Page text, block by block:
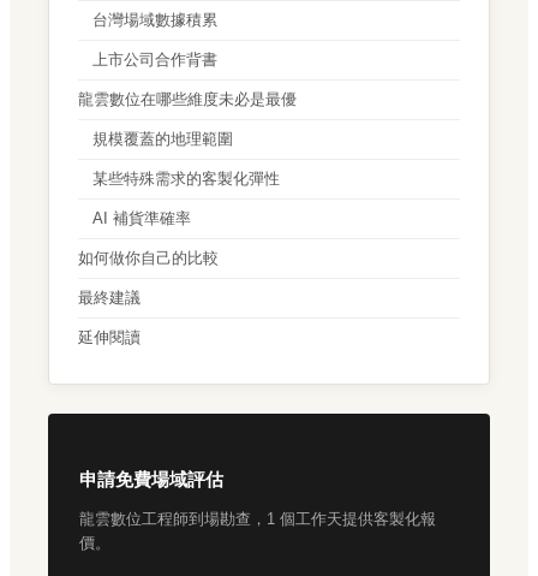
台灣場域數據積累
上市公司合作背書
龍雲數位在哪些維度未必是最優
規模覆蓋的地理範圍
某些特殊需求的客製化彈性
AI 補貨準確率
如何做你自己的比較
最終建議
延伸閱讀
申請免費場域評估
龍雲數位工程師到場勘查，1 個工作天提供客製化報
價。